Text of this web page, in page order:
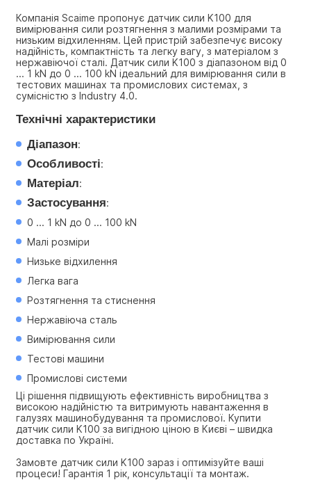
Компанія Scaime пропонує датчик сили K100 для
вимірювання сили розтягнення з малими розмірами та
низьким відхиленням. Цей пристрій забезпечує високу
надійність, компактність та легку вагу, з матеріалом з
нержавіючої сталі. Датчик сили K100 з діапазоном від 0
... 1 kN до 0 ... 100 kN ідеальний для вимірювання сили в
тестових машинах та промислових системах, з
сумісністю з Industry 4.0.
Технічні характеристики
Діапазон:
Особливості:
Матеріал:
Застосування:
0 ... 1 kN до 0 ... 100 kN
Малі розміри
Низьке відхилення
Легка вага
Розтягнення та стиснення
Нержавіюча сталь
Вимірювання сили
Тестові машини
Промислові системи
Ці рішення підвищують ефективність виробництва з
високою надійністю та витримують навантаження в
галузях машинобудування та промислової. Купити
датчик сили K100 за вигідною ціною в Києві – швидка
доставка по Україні.
Замовте датчик сили K100 зараз і оптимізуйте ваші
процеси! Гарантія 1 рік, консультації та монтаж.